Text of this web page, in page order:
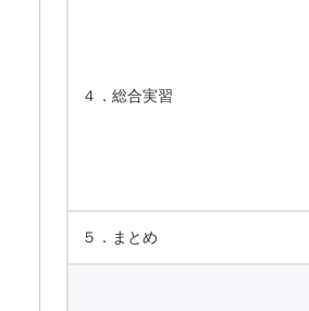
４．総合実習
５．まとめ